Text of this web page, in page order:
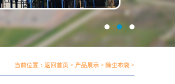
当前位置： 返回首页 > 产品展示 > 除尘布袋 >